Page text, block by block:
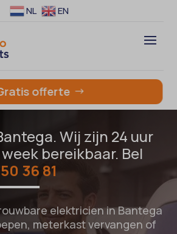
NL EN
offerte
Wij zijn 24 uur
bereikbaar. Bel
36 81
elektricien in Bantega
meterkast vervangen of